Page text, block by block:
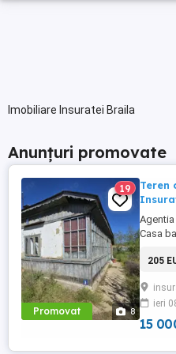
Imobiliare Insuratei Braila
Anunțuri promovate
Promovat 8
19
Teren
Agentia
Casa
ml,
cu gard
205
ieri
15